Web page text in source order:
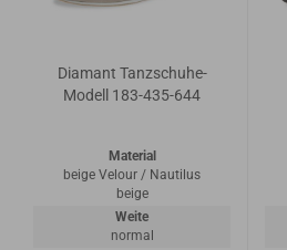
Diamant Tanzschuhe-
Modell 183-435-644
Material
beige Velour / Nautilus
beige
Weite
normal